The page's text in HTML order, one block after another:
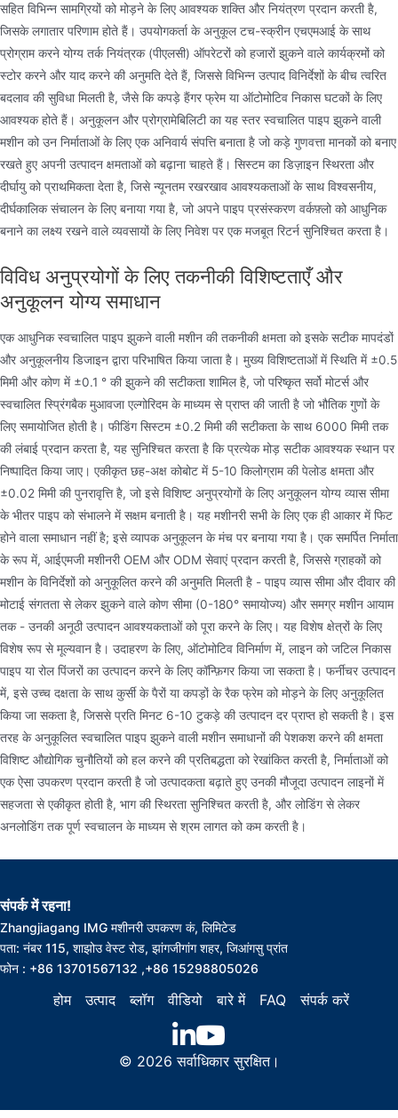
सहित विभिन्न सामग्रियों को मोड़ने के लिए आवश्यक शक्ति और नियंत्रण प्रदान करती है,
जिसके लगातार परिणाम होते हैं। उपयोगकर्ता के अनुकूल टच-स्क्रीन एचएमआई के साथ
प्रोग्राम करने योग्य तर्क नियंत्रक (पीएलसी) ऑपरेटरों को हजारों झुकने वाले कार्यक्रमों को
स्टोर करने और याद करने की अनुमति देते हैं, जिससे विभिन्न उत्पाद विनिर्देशों के बीच त्वरित
बदलाव की सुविधा मिलती है, जैसे कि कपड़े हैंगर फ्रेम या ऑटोमोटिव निकास घटकों के लिए
आवश्यक होते हैं। अनुकूलन और प्रोग्रामेबिलिटी का यह स्तर स्वचालित पाइप झुकने वाली
मशीन को उन निर्माताओं के लिए एक अनिवार्य संपत्ति बनाता है जो कड़े गुणवत्ता मानकों को बनाए
रखते हुए अपनी उत्पादन क्षमताओं को बढ़ाना चाहते हैं। सिस्टम का डिज़ाइन स्थिरता और
दीर्घायु को प्राथमिकता देता है, जिसे न्यूनतम रखरखाव आवश्यकताओं के साथ विश्वसनीय,
दीर्घकालिक संचालन के लिए बनाया गया है, जो अपने पाइप प्रसंस्करण वर्कफ़्लो को आधुनिक
बनाने का लक्ष्य रखने वाले व्यवसायों के लिए निवेश पर एक मजबूत रिटर्न सुनिश्चित करता है।
विविध अनुप्रयोगों के लिए तकनीकी विशिष्टताएँ और
अनुकूलन योग्य समाधान
एक आधुनिक स्वचालित पाइप झुकने वाली मशीन की तकनीकी क्षमता को इसके सटीक मापदंडों
और अनुकूलनीय डिजाइन द्वारा परिभाषित किया जाता है। मुख्य विशिष्टताओं में स्थिति में ±0.5
मिमी और कोण में ±0.1 ° की झुकने की सटीकता शामिल है, जो परिष्कृत सर्वो मोटर्स और
स्वचालित स्प्रिंगबैक मुआवजा एल्गोरिदम के माध्यम से प्राप्त की जाती है जो भौतिक गुणों के
लिए समायोजित होती है। फीडिंग सिस्टम ±0.2 मिमी की सटीकता के साथ 6000 मिमी तक
की लंबाई प्रदान करता है, यह सुनिश्चित करता है कि प्रत्येक मोड़ सटीक आवश्यक स्थान पर
निष्पादित किया जाए। एकीकृत छह-अक्ष कोबोट में 5-10 किलोग्राम की पेलोड क्षमता और
±0.02 मिमी की पुनरावृत्ति है, जो इसे विशिष्ट अनुप्रयोगों के लिए अनुकूलन योग्य व्यास सीमा
के भीतर पाइप को संभालने में सक्षम बनाती है। यह मशीनरी सभी के लिए एक ही आकार में फिट
होने वाला समाधान नहीं है; इसे व्यापक अनुकूलन के मंच पर बनाया गया है। एक समर्पित निर्माता
के रूप में, आईएमजी मशीनरी OEM और ODM सेवाएं प्रदान करती है, जिससे ग्राहकों को
मशीन के विनिर्देशों को अनुकूलित करने की अनुमति मिलती है - पाइप व्यास सीमा और दीवार की
मोटाई संगतता से लेकर झुकने वाले कोण सीमा (0-180° समायोज्य) और समग्र मशीन आयाम
तक - उनकी अनूठी उत्पादन आवश्यकताओं को पूरा करने के लिए। यह विशेष क्षेत्रों के लिए
विशेष रूप से मूल्यवान है। उदाहरण के लिए, ऑटोमोटिव विनिर्माण में, लाइन को जटिल निकास
पाइप या रोल पिंजरों का उत्पादन करने के लिए कॉन्फ़िगर किया जा सकता है। फर्नीचर उत्पादन
में, इसे उच्च दक्षता के साथ कुर्सी के पैरों या कपड़ों के रैक फ्रेम को मोड़ने के लिए अनुकूलित
किया जा सकता है, जिससे प्रति मिनट 6-10 टुकड़े की उत्पादन दर प्राप्त हो सकती है। इस
तरह के अनुकूलित स्वचालित पाइप झुकने वाली मशीन समाधानों की पेशकश करने की क्षमता
विशिष्ट औद्योगिक चुनौतियों को हल करने की प्रतिबद्धता को रेखांकित करती है, निर्माताओं को
एक ऐसा उपकरण प्रदान करती है जो उत्पादकता बढ़ाते हुए उनकी मौजूदा उत्पादन लाइनों में
सहजता से एकीकृत होती है, भाग की स्थिरता सुनिश्चित करती है, और लोडिंग से लेकर
अनलोडिंग तक पूर्ण स्वचालन के माध्यम से श्रम लागत को कम करती है।
संपर्क में रहना!
Zhangjiagang IMG मशीनरी उपकरण कं, लिमिटेड
पता: नंबर 115, शाझोउ वेस्ट रोड, झांगजीगांग शहर, जिआंगसु प्रांत
फोन : +86 13701567132 ,+86 15298805026
होम उत्पाद ब्लॉग वीडियो बारे में FAQ संपर्क करें
© 2026 सर्वाधिकार सुरक्षित।